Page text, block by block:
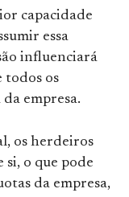
capacidade
essa
influenciará
todos os
empresa.
os herdeiros
o que pode
da empresa,